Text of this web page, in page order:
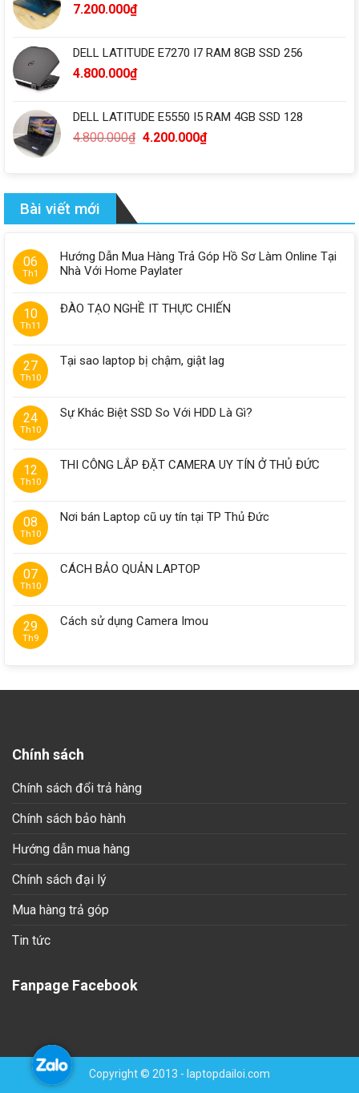
7.200.000₫
DELL LATITUDE E7270 I7 RAM 8GB SSD 256
4.800.000₫
DELL LATITUDE E5550 I5 RAM 4GB SSD 128
4.800.000₫ 4.200.000₫
Bài viết mới
06
Th1
Hướng Dẫn Mua Hàng Trả Góp Hồ Sơ Làm Online Tại
Nhà Với Home Paylater
10
Th11
ĐÀO TẠO NGHỀ IT THỰC CHIẾN
27
Th10
Tại sao laptop bị chậm, giật lag
24
Th10
Sự Khác Biệt SSD So Với HDD Là Gì?
12
Th10
THI CÔNG LẮP ĐẶT CAMERA UY TÍN Ở THỦ ĐỨC
08
Th10
Nơi bán Laptop cũ uy tín tại TP Thủ Đức
07
Th10
CÁCH BẢO QUẢN LAPTOP
29
Th9
Cách sử dụng Camera Imou
Chính sách
Chính sách đổi trả hàng
Chính sách bảo hành
Hướng dẫn mua hàng
Chính sách đại lý
Mua hàng trả góp
Tin tức
Fanpage Facebook
Copyright © 2013 - laptopdailoi.com